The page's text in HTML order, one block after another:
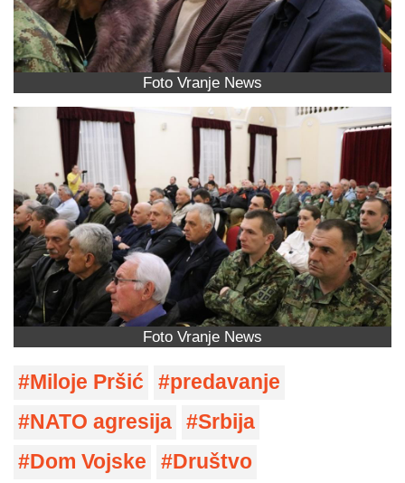
Foto Vranje News
Foto Vranje News
Miloje Pršić
predavanje
NATO agresija
Srbija
Dom Vojske
Društvo